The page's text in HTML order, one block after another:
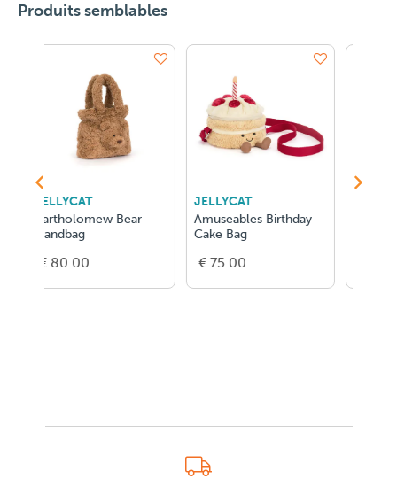
Produits semblables
Birthday
JELLYCAT
Bartholomew Bear
Fluffleshade Hat L/XL
Rufferty Puppy